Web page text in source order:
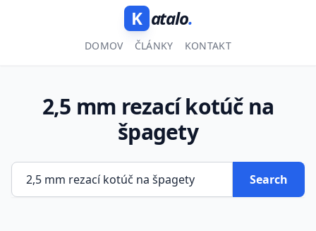
K atalo.
DOMOV ČLÁNKY KONTAKT
2,5 mm rezací kotúč na
špagety
Search